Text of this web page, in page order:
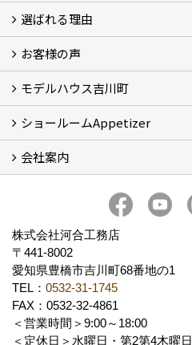
イベント情報
選ばれる理由
5つのやさしさ宣言
3つのプロ宣言
お家づくりスケジュール
お客様の声
お客様の声
モデルハウス吉川町
吉川町モデルハウス
ショールームAppetizer
Appetizer(ショールーム)
Appetizer(レンタルスペース)
会社案内
社長 河合智之の想い
求人情報 Recruit
株式会社河合工務店
〒441-8002
愛知県豊橋市吉川町68番地の1
TEL： 0532-31-1745
FAX：0532-32-4861
＜営業時間＞9:00～18:00
＜定休日＞水曜日・第2第4木曜日